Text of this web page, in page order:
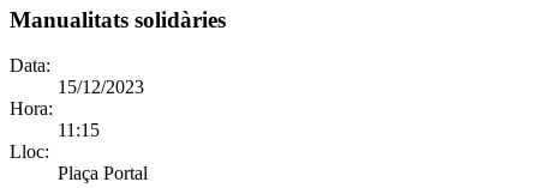
Manualitats solidàries
Data:
15/12/2023
Hora:
11:15
Lloc:
Plaça Portal